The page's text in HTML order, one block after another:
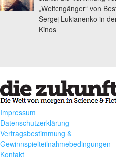
„Weltengänger“ von
Sergej Lukianenko in
Kinos
Impressum
Datenschutzerklärung
Vertragsbestimmung &
Gewinnspielteilnahmebedingungen
Kontakt